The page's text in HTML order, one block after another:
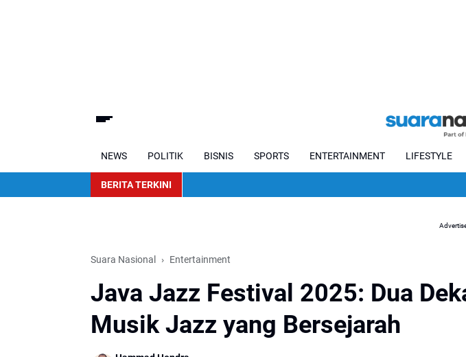
NEWS POLITIK BISNIS SPORTS ENTERTAINMENT LIFESTYLE
BERITA TERKINI
Suara Nasional Entertainment
Java Jazz Festival 2025: Dua
Musik Jazz yang Bersejarah